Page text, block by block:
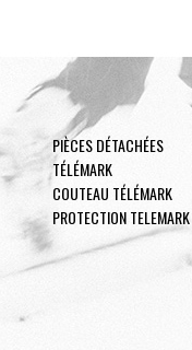
PIÈCES DÉTACHÉES
TÉLÉMARK
COUTEAU TÉLÉMARK
PROTECTION TELEMARK